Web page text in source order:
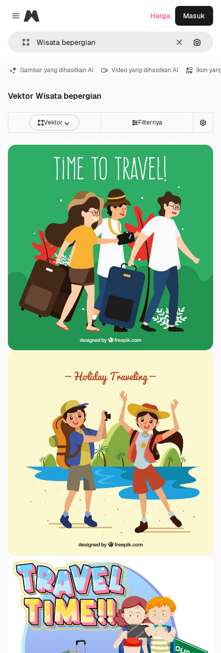
Close menu
Magnific
Jernih
Harga Masuk
Gambar yang dihasilkan AI Video yang dihasilkan AI Ikon
Vektor Wisata bepergian
Vektor Filternya